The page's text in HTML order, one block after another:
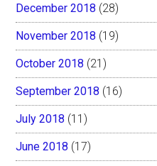
December 2018 (28)
November 2018 (19)
October 2018 (21)
September 2018 (16)
July 2018 (11)
June 2018 (17)